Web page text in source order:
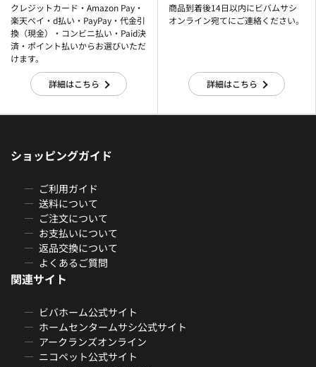
クレジットカード・Amazon Pay・
楽天ぺイ・d払い・PayPay・代金引
換（現金）・コンビニ払い・Paid決
済・ポイント払いからお選びいただ
けます。
詳細はこちら
商品到着後14日以内にビバムサシ
オンライン宛てにご連絡ください。
詳細はこちら
ショッピングガイド
ご利用ガイド
送料について
ご注文について
お支払いについて
返品交換について
よくあるご質問
関連サイト
ビバホーム公式サイト
ホームセンタームサシ公式サイト
アークランズオンライン
ニコペット公式サイト